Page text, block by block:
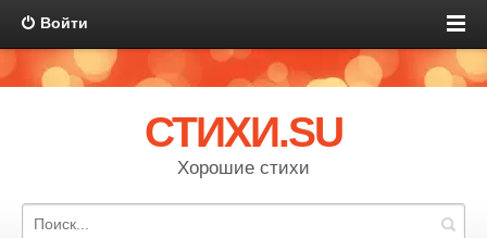
Войти
СТИХИ.SU
Хорошие стихи